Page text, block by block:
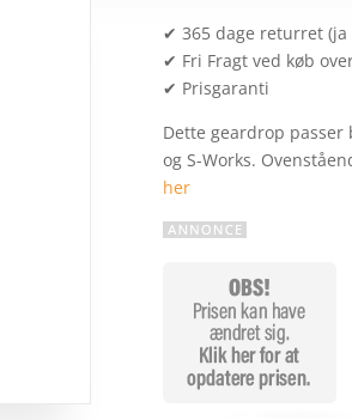
✔ 365 dage returret (ja
✔ Fri Fragt ved køb
✔ Prisgaranti
Dette geardrop
og S-Works.
her